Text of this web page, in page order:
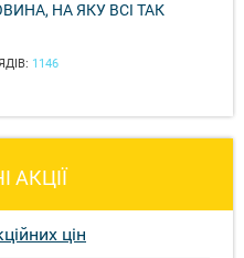
НА ЯКУ ВСІ ТАК
1146
АКЦІЇ
цін